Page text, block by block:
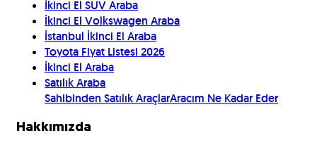
İkinci El SUV Araba
İkinci El Volkswagen Araba
İstanbul İkinci El Araba
Toyota Fiyat Listesi 2026
İkinci El Araba
Satılık Araba
Sahibinden Satılık AraçlarAracım Ne Kadar Eder
Hakkımızda